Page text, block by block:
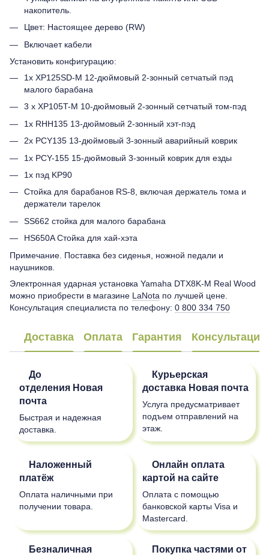
накопитель.
Цвет: Настоящее дерево (RW)
Включает кабели
Установить конфигурацию:
1x XP125SD-M 12-дюймовый 2-зонный сетчатый пэд
малого барабана
3 x XP105T-M 10-дюймовый 2-зонный сетчатый том-пэд
1x RHH135 13-дюймовый 2-зонный хэт-пэд
2x PCY135 13-дюймовый 3-зонный аварийный коврик
1x PCY-155 15-дюймовый 3-зонный коврик для езды
1x пэд KP90
Стойка для барабанов RS-8, включая держатель тома и
держатели тарелок
SS662 стойка для малого барабана
HS650A Стойка для хай-хэта
Примечание. Поставка без сиденья, ножной педали и
наушников.
Электронная ударная установка Yamaha DTX8K-M Real Wood
можно приобрести в магазине LaNota по лучшей цене.
Консультация специалиста по телефону: 0 800 334 750
Доставка Оплата Гарантия Консультация
До
отделения Новая
почта
Быстрая и надежная
доставка.
Курьерская
доставка Новая почта
Услуга предусматривает
подъем отправлений на
этаж.
Наложенный
платёж
Оплата наличными при
получении товара.
Онлайн оплата
картой на сайте
Оплата с помощью
банковской карты Visa и
Mastercard.
Безналичная
Покупка частями от